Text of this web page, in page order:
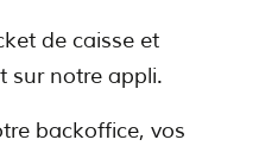
de caisse et
sur notre appli.
backoffice, vos